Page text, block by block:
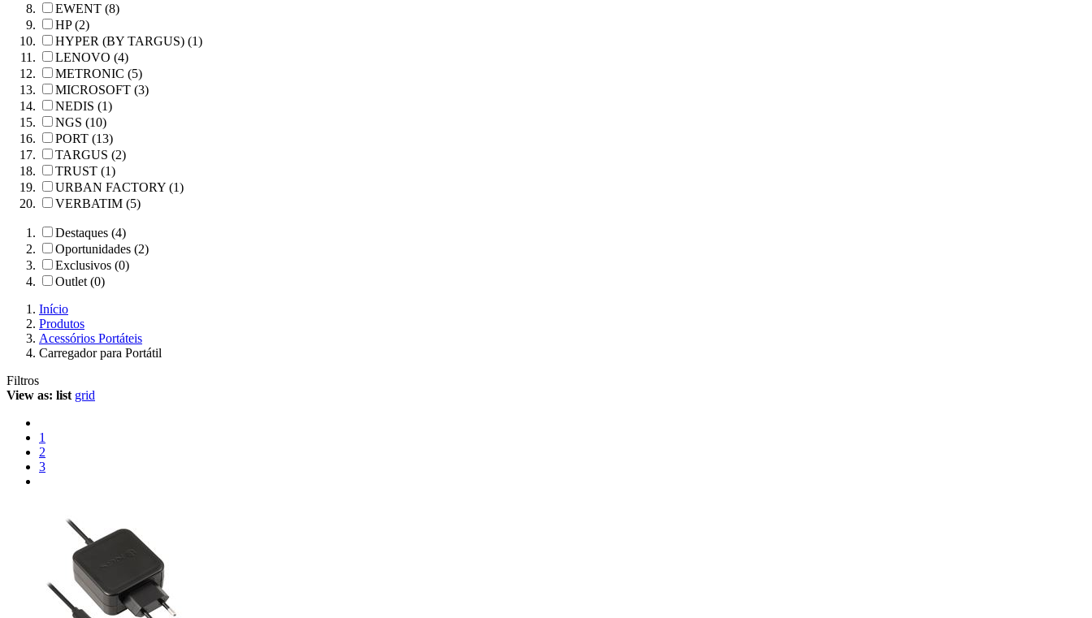
EWENT (8)
HP (2)
HYPER (BY TARGUS) (1)
LENOVO (4)
METRONIC (5)
MICROSOFT (3)
NEDIS (1)
NGS (10)
PORT (13)
TARGUS (2)
TRUST (1)
URBAN FACTORY (1)
VERBATIM (5)
Destaques (4)
Oportunidades (2)
Exclusivos (0)
Outlet (0)
Início
Produtos
Acessórios Portáteis
Carregador para Portátil
Filtros
View as: list grid
1
2
3